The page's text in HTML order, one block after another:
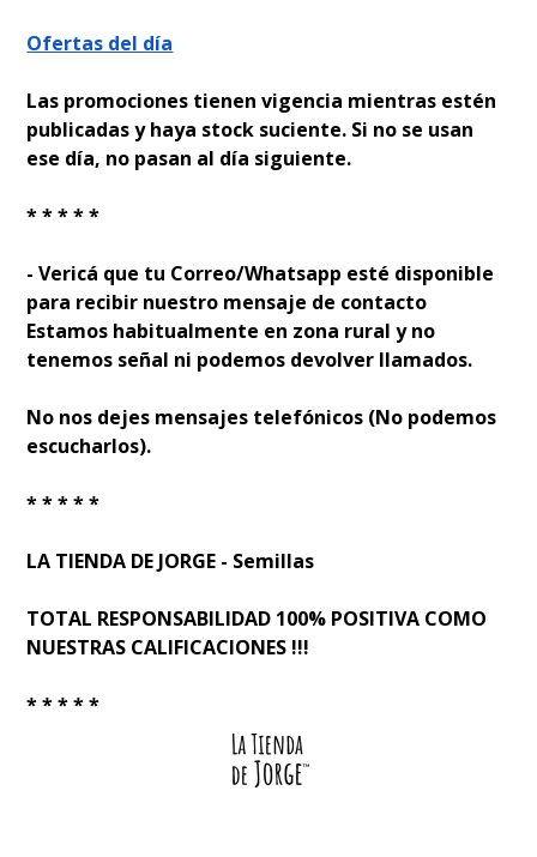
Ofertas del día
Las promociones tienen vigencia mientras estén
publicadas y haya stock suficiente. Si no se usan
ese día, no pasan al día siguiente.
* * * * *
- Verificá que tu Correo/Whatsapp esté disponible
para recibir nuestro mensaje de contacto
Estamos habitualmente en zona rural y no
tenemos señal ni podemos devolver llamados.
No nos dejes mensajes telefónicos (No podemos
escucharlos).
* * * * *
LA TIENDA DE JORGE - Semillas
TOTAL RESPONSABILIDAD 100% POSITIVA COMO
NUESTRAS CALIFICACIONES !!!
* * * * *